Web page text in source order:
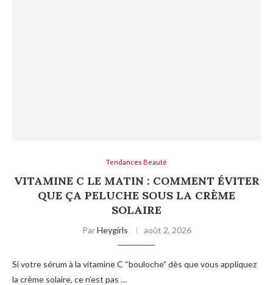
Tendances Beauté
VITAMINE C LE MATIN : COMMENT ÉVITER
QUE ÇA PELUCHE SOUS LA CRÈME
SOLAIRE
ParHeygirls août 2, 2026
Si votre sérum à la vitamine C “bouloche” dès que vous appliquez
la crème solaire, ce n’est pas …